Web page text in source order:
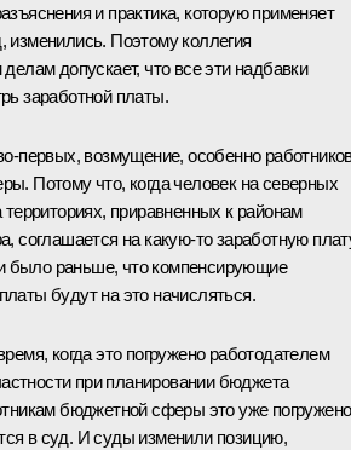
и практика, которую применяет
Поэтому коллегия
допускает, что все эти надбавки
заработной платы.
первых, возмущение, особенно
Потому что, когда человек на северных
территориях, приравненных к районам
соглашается на какую-то заработную
и было раньше, что компенсирующие
будут на это начисляться.
когда это погружено работодателем
при планировании бюджета
бюджетной сферы это уже
в суд. И суды изменили позицию,